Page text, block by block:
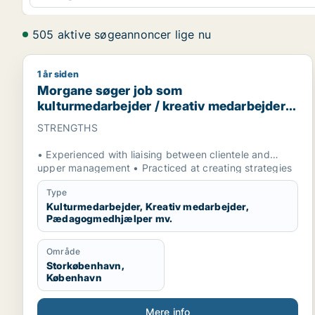
505 aktive søgeannoncer lige nu
Morgane søger job som kulturmedarbejder /
1 år siden
Morgane søger job som
kulturmedarbejder / kreativ medarbejder /
pædagogmedhjælper / projektleder /
driftsleder
STRENGTHS
• Experienced with liaising between clientele and
upper management • Practiced at creating strategies
to optimize team efficiency
• Excellent communication skills, both written and
verbal
• Superior organizational and time-management skills
• Strong motivator and loyal employee
SKILLS
• Fluent in English, conversational in Spanish, quickly
gaining fluency in Danish
• Robust familiarity with the inner workings of a variety
Type
Kulturmedarbejder, Kreativ medarbejder,
Pædagogmedhjælper mv.
Område
Storkøbenhavn,
København
Mere info